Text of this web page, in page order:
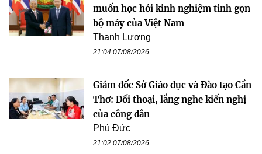
muốn học hỏi kinh nghiệm tinh gọn
bộ máy của Việt Nam
Thanh Lương
21:04 07/08/2026
Giám đốc Sở Giáo dục và Đào tạo Cần
Thơ: Đối thoại, lắng nghe kiến nghị
của công dân
Phú Đức
21:02 07/08/2026